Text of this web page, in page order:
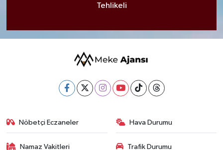
Tehlikeli
Nöbetçi Eczaneler Hava Durumu
Namaz Vakitleri Trafik Durumu